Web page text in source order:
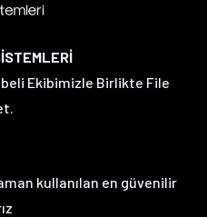
Ekibimizle Birlikte File
kullanılan en güvenilir